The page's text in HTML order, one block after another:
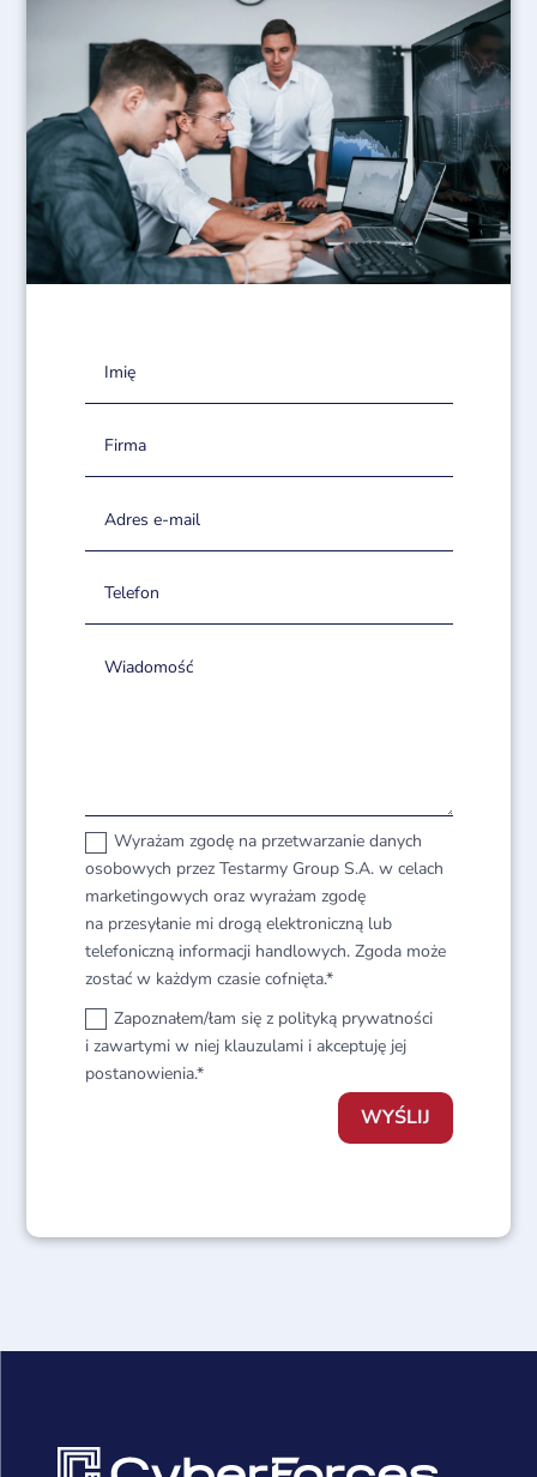
Wyrażam zgodę na przetwarzanie danych
osobowych przez Testarmy Group S.A. w celach
marketingowych oraz wyrażam zgodę
na przesyłanie mi drogą elektroniczną lub
telefoniczną informacji handlowych. Zgoda może
zostać w każdym czasie cofnięta.*
Zapoznałem/łam się z polityką prywatności
i zawartymi w niej klauzulami i akceptuję jej
postanowienia.*
WYŚLIJ